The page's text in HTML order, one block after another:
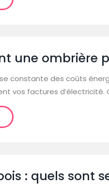
une ombrière
constante des coûts
vos factures
: quels sont